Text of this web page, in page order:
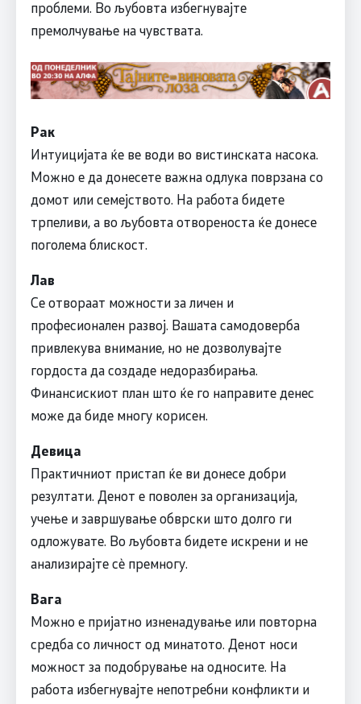
проблеми. Во љубовта избегнувајте
премолчување на чувствата.
Рак
Интуицијата ќе ве води во вистинската насока.
Можно е да донесете важна одлука поврзана со
домот или семејството. На работа бидете
трпеливи, а во љубовта отвореноста ќе донесе
поголема блискост.
Лав
Се отвораат можности за личен и
професионален развој. Вашата самодоверба
привлекува внимание, но не дозволувајте
гордоста да создаде недоразбирања.
Финансискиот план што ќе го направите денес
може да биде многу корисен.
Девица
Практичниот пристап ќе ви донесе добри
резултати. Денот е поволен за организација,
учење и завршување обврски што долго ги
одложувате. Во љубовта бидете искрени и не
анализирајте сè премногу.
Вага
Можно е пријатно изненадување или повторна
средба со личност од минатото. Денот носи
можност за подобрување на односите. На
работа избегнувајте непотребни конфликти и